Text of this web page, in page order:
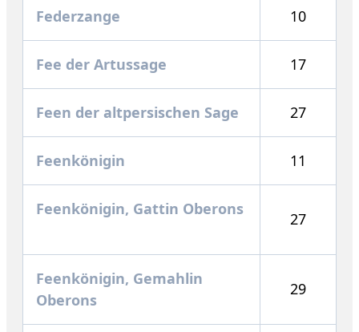
Federzange 10
Fee der Artussage 17
Feen der altpersischen Sage 27
Feenkönigin 11
Feenkönigin, Gattin Oberons
27
Feenkönigin, Gemahlin
Oberons
29